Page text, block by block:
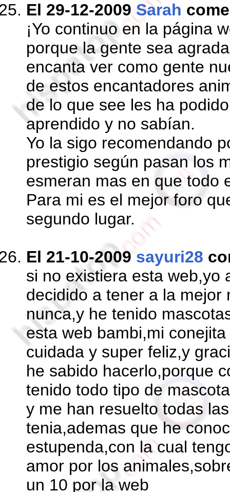
El 29-12-2009 Sarah
¡Yo continuo en la página
porque la gente sea
encanta ver como gente
de estos encantadores
de lo que see les ha
aprendido y no sabían.
Yo la sigo recomendando
prestigio según pasan los
esmeran mas en que todo
Para mi es el mejor foro
segundo lugar.
El 21-10-2009 sayuri28
si no existiera esta web,yo
decidido a tener a la mejor
nunca,y he tenido
esta web bambi,mi
cuidada y super feliz,y
he sabido hacerlo,porque
tenido todo tipo de
y me han resuelto todas
tenia,ademas que he
estupenda,con la cual
amor por los
un 10 por la web